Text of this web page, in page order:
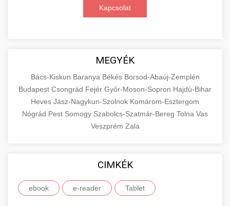
Kapcsolat
MEGYÉK
Bács-Kiskun Baranya Békés Borsod-Abaúj-Zemplén
Budapest Csongrád Fejér Győr-Moson-Sopron Hajdú-Bihar
Heves Jász-Nagykun-Szolnok Komárom-Esztergom
Nógrád Pest Somogy Szabolcs-Szatmár-Bereg Tolna Vas
Veszprém Zala
CIMKÉK
ebook e-reader Tablet